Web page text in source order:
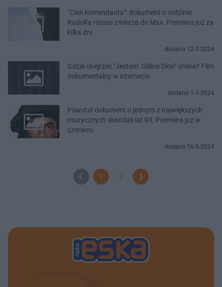
“Cień komendanta”: dokument o rodzinie
Rudolfa Hössa zmierza do Max. Premiera już za
kilka dni
dodano 12-7-2024
Gdzie obejrzeć "Jestem: Céline Dion" online? Film
dokumentalny w internecie
dodano 1-7-2024
Powstał dokument o jednym z największych
muzycznych skandali lat 90. Premiera już w
czerwcu
dodano 16-5-2024
1 2